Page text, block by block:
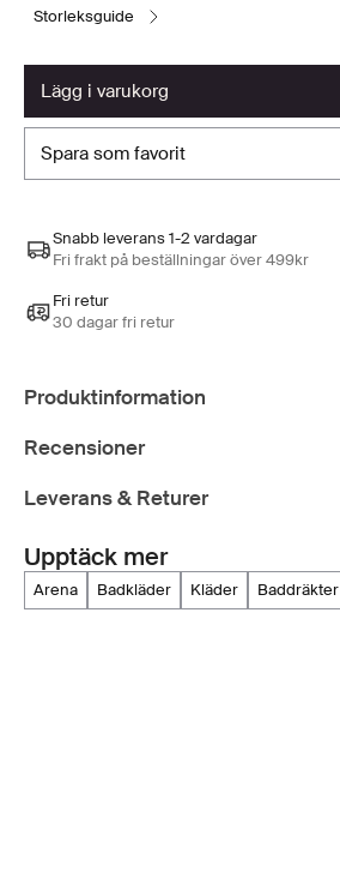
storleksguide
lägg i varukorg
spara som favorit
Snabb leverans 1-2 vardagar
Fri frakt på beställningar över 499kr
Fri retur
30 dagar fri retur
Produktinformation
Recensioner
Leverans & Returer
Upptäck mer
arena badkläder kläder baddräkter